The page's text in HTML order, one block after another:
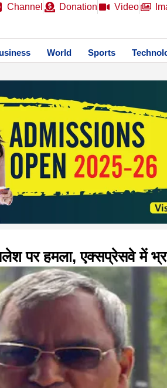
Channel Donation Video
World Sports
पर हमला, एक्सप्रेसवे में